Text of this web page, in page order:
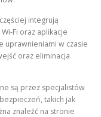
integrują
Fi oraz aplikacje
uprawnieniami w czasie
oraz eliminacja
są przez specjalistów
takich jak
znaleźć na stronie